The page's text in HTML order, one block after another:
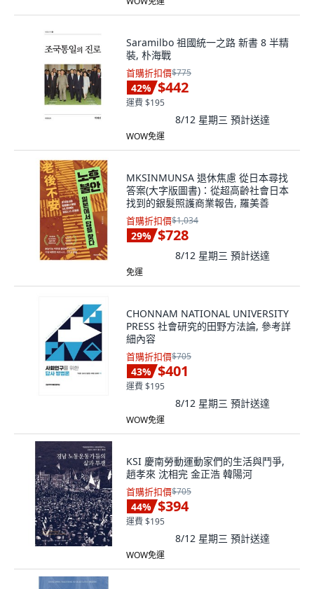
Saramilbo 祖國統一之路 新書 8 半精
裝, 朴海戰
首購折扣價$775
42% $442
運費 $195
8/12 星期三 預計送達
WOW免運
MKSINMUNSA 退休焦慮 從日本尋找
答案(大字版圖書)：從超高齡社會日本
找到的銀髮照護商業報告, 羅美善
首購折扣價$1,034
29% $728
8/12 星期三 預計送達
免運
CHONNAM NATIONAL UNIVERSITY
PRESS 社會研究的田野方法論, 參考詳
細內容
首購折扣價$705
43% $401
運費 $195
8/12 星期三 預計送達
WOW免運
KSI 慶南勞動運動家們的生活與鬥爭,
趙孝來 沈相完 金正浩 韓陽河
首購折扣價$705
44% $394
運費 $195
8/12 星期三 預計送達
WOW免運